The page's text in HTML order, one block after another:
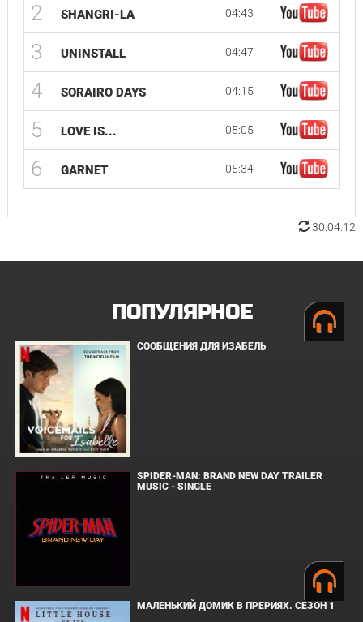
2 SHANGRI-LA 04:43
3 UNINSTALL 04:47
4 SORAIRO DAYS 04:15
5 LOVE IS... 05:05
6 GARNET 05:34
30.04.12
ПОПУЛЯРНОЕ
СООБЩЕНИЯ ДЛЯ ИЗАБЕЛЬ
SPIDER-MAN: BRAND NEW DAY TRAILER
MUSIC - SINGLE
МАЛЕНЬКИЙ ДОМИК В ПРЕРИЯХ. СЕЗОН 1